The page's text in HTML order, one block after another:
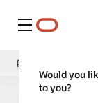
Menu
Would you
to you?
Présentation